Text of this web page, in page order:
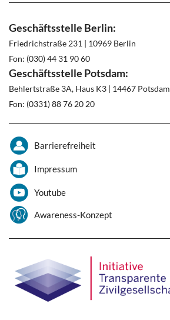
Geschäftsstelle Berlin:
Friedrichstraße 231 | 10969 Berlin
Fon: (030) 44 31 90 60
Geschäftsstelle Potsdam:
Behlertstraße 3A, Haus K3 | 14467 Potsdam
Fon: (0331) 88 76 20 20
Barrierefreiheit
Impressum
Youtube
Awareness-Konzept